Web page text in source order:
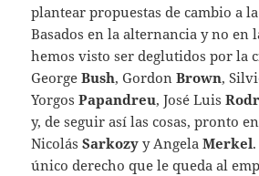
plantear propuestas de cambio a
Basados en la alternancia y no en
hemos visto ser deglutidos por la
GeorgeBush, GordonBrown,
YorgosPapandreu, José Luis
y, de seguir así las cosas, pronto
NicolásSarkozy y AngelaMerkel
único derecho que le queda al